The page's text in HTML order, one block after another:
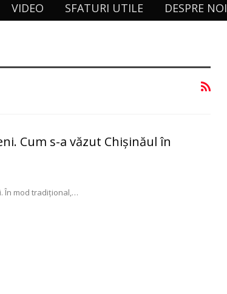
VIDEO SFATURI UTILE DESPRE NOI
Cum s-a văzut Chişinăul în
În mod tradiţional,…